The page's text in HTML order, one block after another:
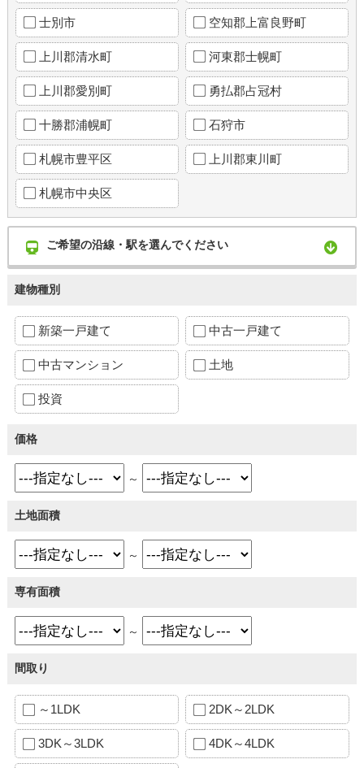
士別市 空知郡上富良野町
上川郡清水町 河東郡士幌町
上川郡愛別町 勇払郡占冠村
十勝郡浦幌町 石狩市
札幌市豊平区 上川郡東川町
札幌市中央区
ご希望の沿線・駅を選んでください
建物種別
新築一戸建て 中古一戸建て
中古マンション 土地
投資
価格
～
土地面積
～
専有面積
～
間取り
～1LDK 2DK～2LDK
3DK～3LDK 4DK～4LDK